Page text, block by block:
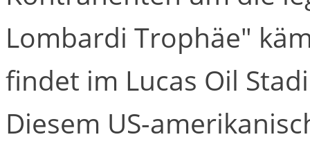
Lombardi Trophäe"
findet im Lucas Oil
Diesem US-